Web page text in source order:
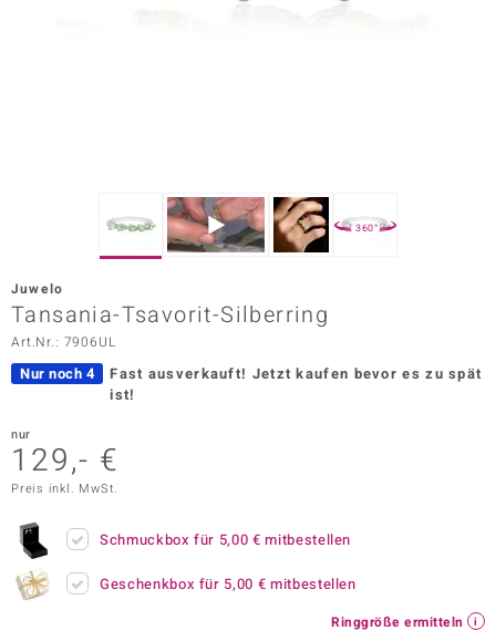
Vogue
360°
Juwelo
Tansania-Tsavorit-Silberring
Art.Nr.: 7906UL
Nur noch 4 Fast ausverkauft! Jetzt kaufen bevor es zu spät
ist!
nur
129,- €
Preis inkl. MwSt.
Schmuckbox für 5,00 € mitbestellen
Geschenkbox für 5,00 € mitbestellen
Ringgröße ermitteln